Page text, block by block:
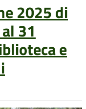
2025 di
31
e